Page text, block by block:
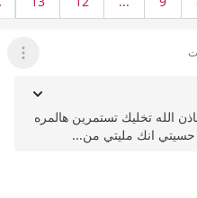
عرض
الله تخليك تستمرين هالمره
حسيتي انك مليتي من...